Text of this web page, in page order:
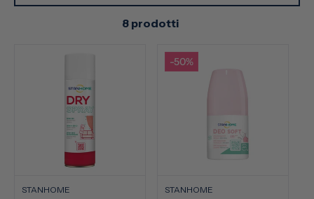
i
8 prodotti
STANHOME
-50%
STANHOME